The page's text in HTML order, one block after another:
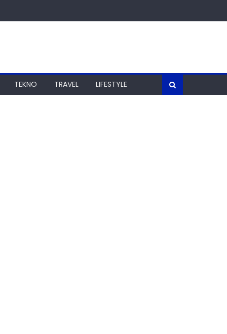
TEKNO TRAVEL LIFESTYLE